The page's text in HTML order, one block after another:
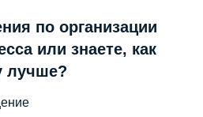
по организации
или знаете, как
лучше?